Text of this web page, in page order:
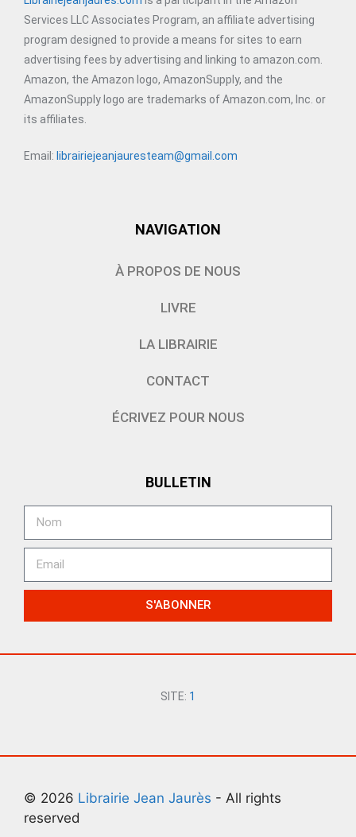
Services LLC Associates Program, an affiliate advertising
program designed to provide a means for sites to earn
advertising fees by advertising and linking to amazon.com.
Amazon, the Amazon logo, AmazonSupply, and the
AmazonSupply logo are trademarks of Amazon.com, Inc. or
its affiliates.
Email: librairiejeanjauresteam@gmail.com
NAVIGATION
À PROPOS DE NOUS
LIVRE
LA LIBRAIRIE
CONTACT
ÉCRIVEZ POUR NOUS
BULLETIN
S'ABONNER
SITE: 1
© 2026 Librairie Jean Jaurès - All rights
reserved